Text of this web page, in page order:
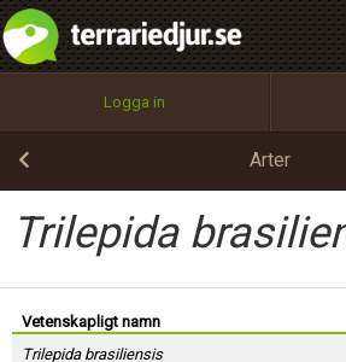
Logga in
Arter
Trilepida
Vetenskapligt namn
Trilepida brasiliensis
Utför
100%
OK
integritetspolicy
Namn:
Epost:
Användarnamn:
Begär nytt lösenord